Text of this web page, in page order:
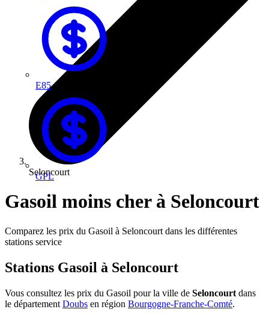
E85
GPL
Seloncourt
Gasoil moins cher à Seloncourt
Comparez les prix du Gasoil à Seloncourt dans les différentes
stations service
Stations Gasoil à Seloncourt
Vous consultez les prix du Gasoil pour la ville de Seloncourt dans
le département Doubs en région Bourgogne-Franche-Comté.